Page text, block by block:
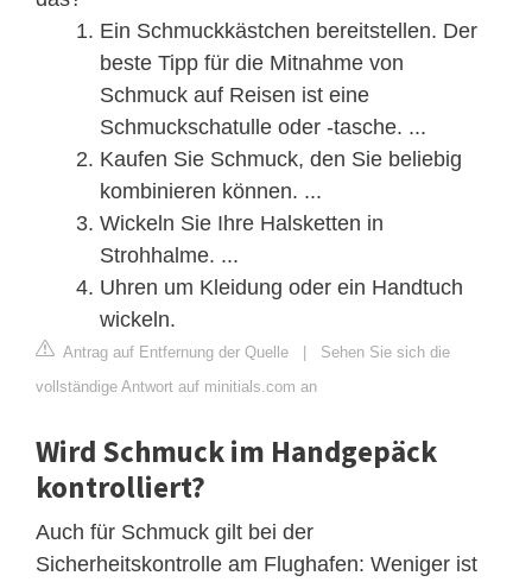
Ein Schmuckkästchen bereitstellen. Der
beste Tipp für die Mitnahme von
Schmuck auf Reisen ist eine
Schmuckschatulle oder -tasche. ...
Kaufen Sie Schmuck, den Sie beliebig
kombinieren können. ...
Wickeln Sie Ihre Halsketten in
Strohhalme. ...
Uhren um Kleidung oder ein Handtuch
wickeln.
Antrag auf Entfernung der Quelle | Sehen Sie sich die
vollständige Antwort auf minitials.com an
Wird Schmuck im Handgepäck
kontrolliert?
Auch für Schmuck gilt bei der
Sicherheitskontrolle am Flughafen: Weniger ist